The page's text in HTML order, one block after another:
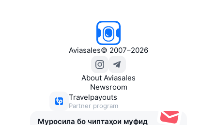
Aviasales© 2007–2026
About Aviasales
Newsroom
Travelpayouts
Partner program
Муросила бо чиптаҳои муфид